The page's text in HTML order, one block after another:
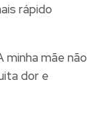
rápido
mãe não
dor e